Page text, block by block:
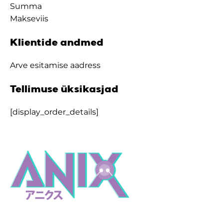
Summa
Makseviis
Klientide andmed
Arve esitamise aadress
Tellimuse üksikasjad
[display_order_details]